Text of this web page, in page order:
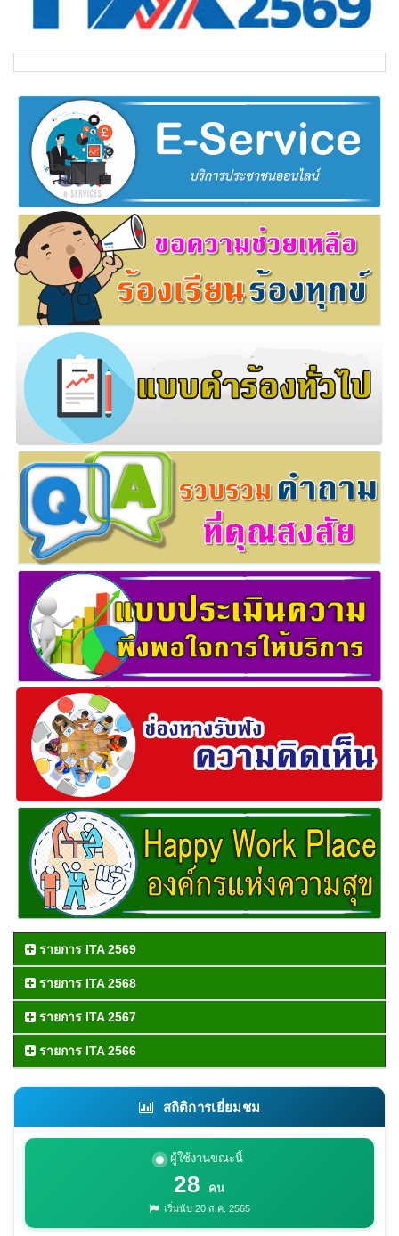
รายการ ITA 2569
รายการ ITA 2568
รายการ ITA 2567
รายการ ITA 2566
สถิติการเยี่ยมชม
ผู้ใช้งานขณะนี้
28 คน
เริ่มนับ 20 ส.ค. 2565